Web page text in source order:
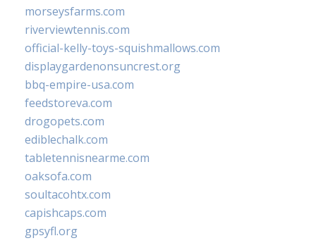
morseysfarms.com
riverviewtennis.com
official-kelly-toys-squishmallows.com
displaygardenonsuncrest.org
bbq-empire-usa.com
feedstoreva.com
drogopets.com
ediblechalk.com
tabletennisnearme.com
oaksofa.com
soultacohtx.com
capishcaps.com
gpsyfl.org